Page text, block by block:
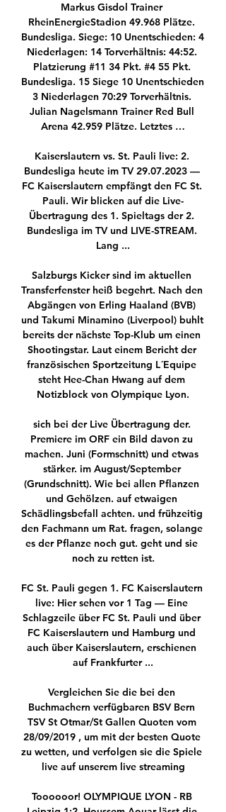
Markus Gisdol Trainer
RheinEnergieStadion 49.968 Plätze.
Bundesliga. Siege: 10 Unentschieden: 4
Niederlagen: 14 Torverhältnis: 44:52.
Platzierung #11 34 Pkt. #4 55 Pkt.
Bundesliga. 15 Siege 10 Unentschieden
3 Niederlagen 70:29 Torverhältnis.
Julian Nagelsmann Trainer Red Bull
Arena 42.959 Plätze. Letztes …
Kaiserslautern vs. St. Pauli live: 2.
Bundesliga heute im TV 29.07.2023 —
FC Kaiserslautern empfängt den FC St.
Pauli. Wir blicken auf die Live-
Übertragung des 1. Spieltags der 2.
Bundesliga im TV und LIVE-STREAM.
Lang ...
Salzburgs Kicker sind im aktuellen
Transferfenster heiß begehrt. Nach den
Abgängen von Erling Haaland (BVB)
und Takumi Minamino (Liverpool) buhlt
bereits der nächste Top-Klub um einen
Shootingstar. Laut einem Bericht der
französischen Sportzeitung L´Equipe
steht Hee-Chan Hwang auf dem
Notizblock von Olympique Lyon.
sich bei der Live Übertragung der.
Premiere im ORF ein Bild davon zu
machen. Juni (Formschnitt) und etwas
stärker. im August/September
(Grundschnitt). Wie bei allen Pflanzen
und Gehölzen. auf etwaigen
Schädlingsbefall achten. und frühzeitig
den Fachmann um Rat. fragen, solange
es der Pflanze noch gut. geht und sie
noch zu retten ist.
FC St. Pauli gegen 1. FC Kaiserslautern
live: Hier sehen vor 1 Tag — Eine
Schlagzeile über FC St. Pauli und über
FC Kaiserslautern und Hamburg und
auch über Kaiserslautern, erschienen
auf Frankfurter ...
Vergleichen Sie die bei den
Buchmachern verfügbaren BSV Bern
TSV St Otmar/St Gallen Quoten vom
28/09/2019 , um mit der besten Quote
zu wetten, und verfolgen sie die Spiele
live auf unserem live streaming
Toooooor! OLYMPIQUE LYON - RB